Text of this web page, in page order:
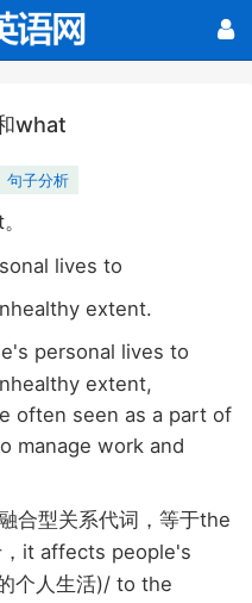
what
句子分析
。
lives to
extent.
personal lives to
extent,
often seen as a part of
manage work and
合型关系代词，等于the
it affects people's
个人生活)/ to the